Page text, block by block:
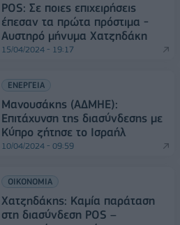
POS: Σε ποιες επιχειρήσεις
έπεσαν τα πρώτα πρόστιμα -
Αυστηρό μήνυμα Χατζηδάκη
15/04/2024 - 19:17
ΕΝΕΡΓΕΙΑ
Μανουσάκης (ΑΔΜΗΕ):
Επιτάχυνση της διασύνδεσης με
Κύπρο ζήτησε το Ισραήλ
10/04/2024 - 09:59
ΟΙΚΟΝΟΜΙΑ
Χατζηδάκης: Καμία παράταση
στη διασύνδεση POS –